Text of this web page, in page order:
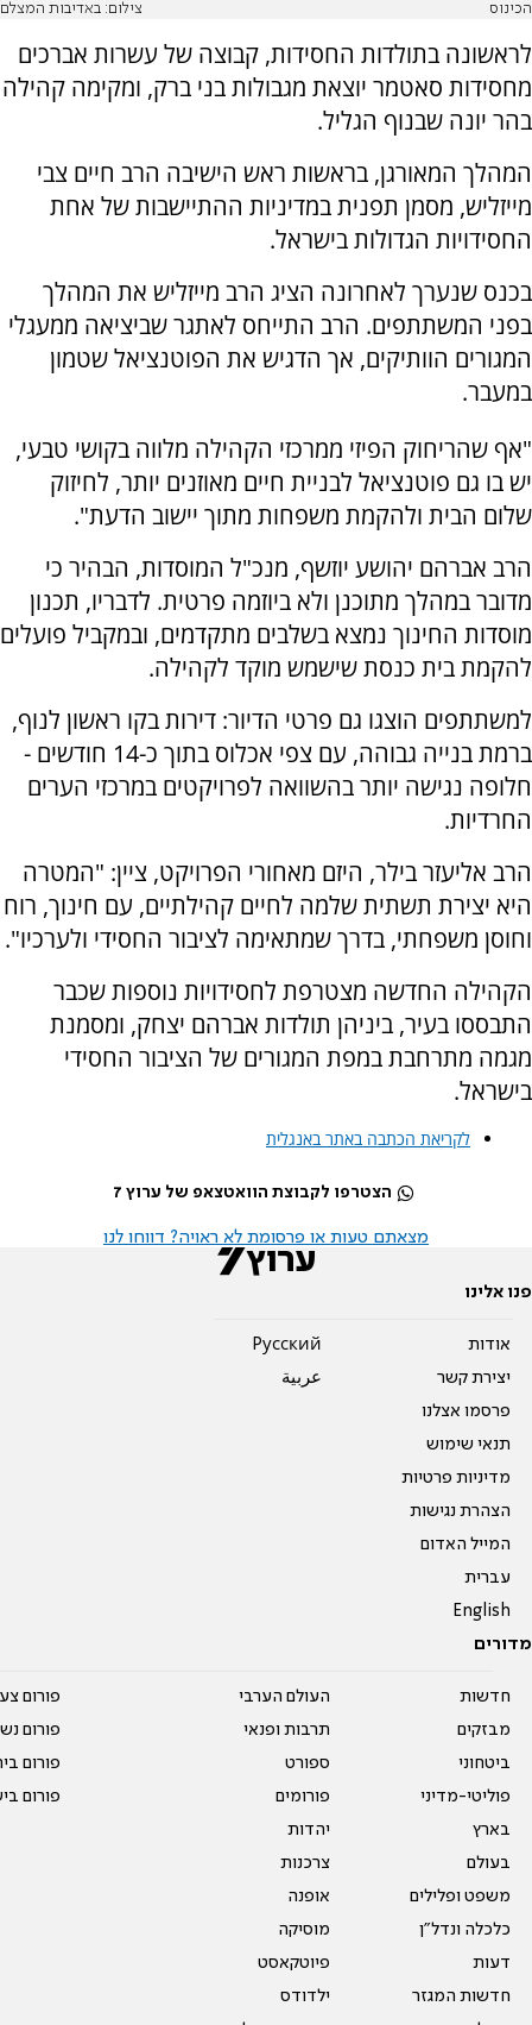
הכינוס צילום: באדיבות המצלם
לראשונה בתולדות החסידות, קבוצה של עשרות אברכים
מחסידות סאטמר יוצאת מגבולות בני ברק, ומקימה קהילה
בהר יונה שבנוף הגליל.
המהלך המאורגן, בראשות ראש הישיבה הרב חיים צבי
מייזליש, מסמן תפנית במדיניות ההתיישבות של אחת
החסידויות הגדולות בישראל.
בכנס שנערך לאחרונה הציג הרב מייזליש את המהלך
בפני המשתתפים. הרב התייחס לאתגר שביציאה ממעגלי
המגורים הוותיקים, אך הדגיש את הפוטנציאל שטמון
במעבר.
"אף שהריחוק הפיזי ממרכזי הקהילה מלווה בקושי טבעי,
יש בו גם פוטנציאל לבניית חיים מאוזנים יותר, לחיזוק
שלום הבית ולהקמת משפחות מתוך יישוב הדעת".
הרב אברהם יהושע יוזשף, מנכ"ל המוסדות, הבהיר כי
מדובר במהלך מתוכנן ולא ביוזמה פרטית. לדבריו, תכנון
מוסדות החינוך נמצא בשלבים מתקדמים, ובמקביל פועלים
להקמת בית כנסת שישמש מוקד לקהילה.
למשתתפים הוצגו גם פרטי הדיור: דירות בקו ראשון לנוף,
ברמת בנייה גבוהה, עם צפי אכלוס בתוך כ-14 חודשים -
חלופה נגישה יותר בהשוואה לפרויקטים במרכזי הערים
החרדיות.
הרב אליעזר בילר, היזם מאחורי הפרויקט, ציין: "המטרה
היא יצירת תשתית שלמה לחיים קהילתיים, עם חינוך, רוח
וחוסן משפחתי, בדרך שמתאימה לציבור החסידי ולערכיו".
הקהילה החדשה מצטרפת לחסידויות נוספות שכבר
התבססו בעיר, ביניהן תולדות אברהם יצחק, ומסמנת
מגמה מתרחבת במפת המגורים של הציבור החסידי
בישראל.
לקריאת הכתבה באתר באנגלית
הצטרפו לקבוצת הוואטצאפ של ערוץ 7
מצאתם טעות או פרסומת לא ראויה? דווחו לנו
פנו אלינו
אודות
יצירת קשר
פרסמו אצלנו
תנאי שימוש
מדיניות פרטיות
הצהרת נגישות
המייל האדום
עברית
English
Pусский
عربية
מדורים
חדשות
מבזקים
ביטחוני
פוליטי-מדיני
בארץ
בעולם
משפט ופלילים
כלכלה ונדל"ן
דעות
חדשות המגזר
העולם הערבי
תרבות ופנאי
ספורט
פורומים
יהדות
צרכנות
אופנה
מוסיקה
פיוטקאסט
ילדודס
פורום
פורום
פורום
פורום